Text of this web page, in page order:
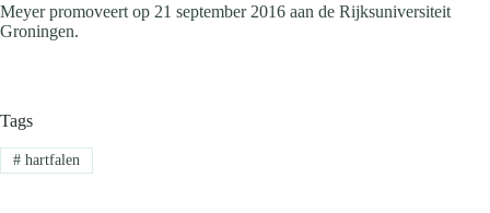
Meyer promoveert op 21 september 2016 aan de Rijksuniversiteit
Groningen.
Tags
#hartfalen